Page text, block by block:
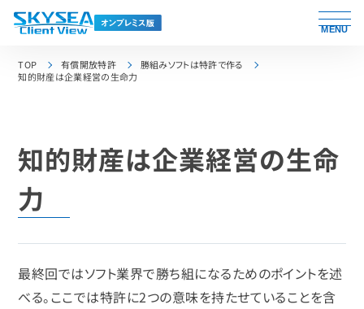
MENU
TOP 有償開放特許
勝組みソフトは特許で作る
知的財産は企業経営の生命力
知的財産は企業経営の生命
力
最終回ではソフト業界で勝ち組になるためのポイントを述
べる。ここでは特許に2つの意味を持たせていることを含